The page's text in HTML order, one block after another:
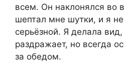
всем. Он наклонялся во
шептал мне шутки, и я не
серьёзной. Я делала
раздражает, но всегда
за обедом.